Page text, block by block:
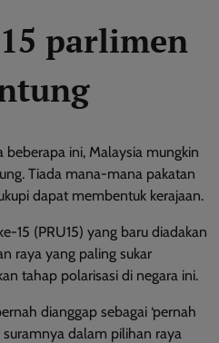
parlimen
beberapa ini, Malaysia mungkin
Tiada mana-mana pakatan
dapat membentuk kerajaan.
15 (PRU15) yang baru diadakan
raya yang paling sukar
tahap polarisasi di negara ini.
dianggap sebagai ‘pernah
suramnya dalam pilihan raya